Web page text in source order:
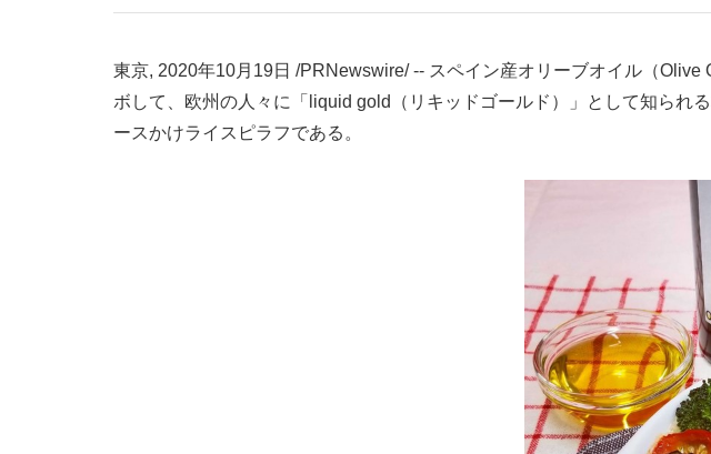
東京, 2020年10月19日 /PRNewswire/ -- スペイン産オリーブオイル（
ボして、欧州の人々に「liquid gold（リキッドゴールド）」として知られ
ースかけライスピラフである。